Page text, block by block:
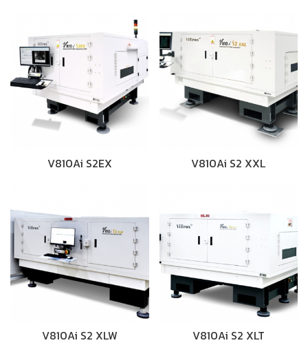
V810Ai S2EX V810Ai S2 XXL
V810Ai S2 XLW V810Ai S2 XLT